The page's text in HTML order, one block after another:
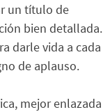
un título de
bien detallada.
darle vida a cada
de aplauso.
mejor enlazada